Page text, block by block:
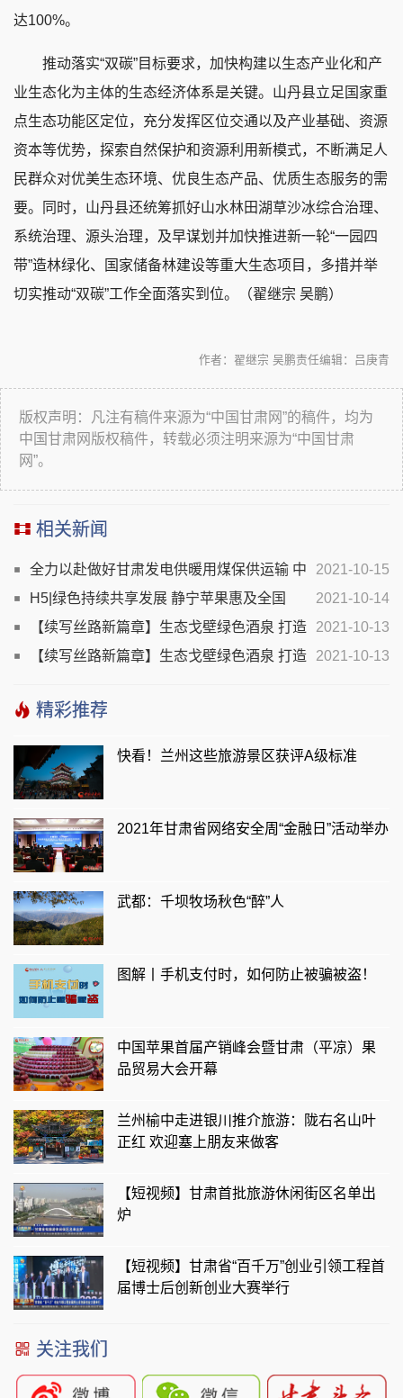
达100%。
推动落实“双碳”目标要求，加快构建以生态产业化和产
业生态化为主体的生态经济体系是关键。山丹县立足国家重
点生态功能区定位，充分发挥区位交通以及产业基础、资源
资本等优势，探索自然保护和资源利用新模式，不断满足人
民群众对优美生态环境、优良生态产品、优质生态服务的需
要。同时，山丹县还统筹抓好山水林田湖草沙冰综合治理、
系统治理、源头治理，及早谋划并加快推进新一轮“一园四
带”造林绿化、国家储备林建设等重大生态项目，多措并举
切实推动“双碳”工作全面落实到位。（翟继宗 吴鹏）
责任编辑：吕庚青
作者：翟继宗 吴鹏
版权声明：凡注有稿件来源为“中国甘肃网”的稿件，均为
中国甘肃网版权稿件，转载必须注明来源为“中国甘肃
网”。
相关新闻
2021-10-15
全力以赴做好甘肃发电供暖用煤保供运输 中
铁兰州局“五优先”开辟绿色通道
2021-10-14
H5|绿色持续共享发展 静宁苹果惠及全国
2021-10-13
【续写丝路新篇章】生态戈壁绿色酒泉 打造
现代丝路寒旱农业硅谷
2021-10-13
【续写丝路新篇章】生态戈壁绿色酒泉 打造
精彩推荐
快看！兰州这些旅游景区获评A级标准
2021年甘肃省网络安全周“金融日”活动举办
武都：千坝牧场秋色“醉”人
图解丨手机支付时，如何防止被骗被盗！
中国苹果首届产销峰会暨甘肃（平凉）果
品贸易大会开幕
兰州榆中走进银川推介旅游：陇右名山叶
正红 欢迎塞上朋友来做客
【短视频】甘肃首批旅游休闲街区名单出
炉
【短视频】甘肃省“百千万”创业引领工程首
届博士后创新创业大赛举行
关注我们